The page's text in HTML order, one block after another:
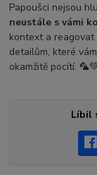
Papoušci nejsou
neustále s vámi
kontext a reagovat
detailům, které
okamžitě pocítí.
Líbil